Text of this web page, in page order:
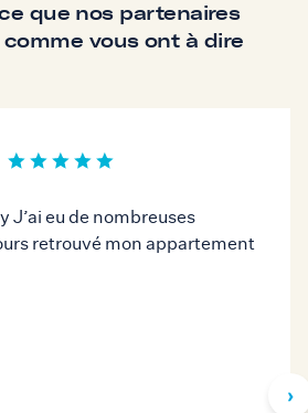
que nos partenaires
vous ont à dire
›
J’ai eu de nombreuses
retrouvé mon appartement